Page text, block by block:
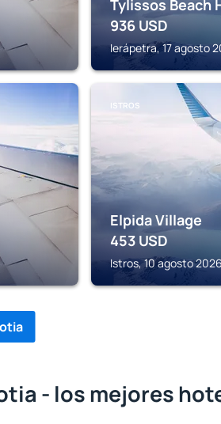
Tylissos Beach
936 USD
Ierápetra, 17 agosto
ISTROS
Elpida Village
453 USD
Istros, 10 agosto
- los mejores